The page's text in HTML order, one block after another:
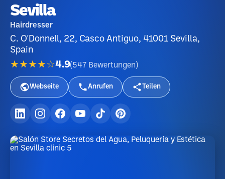
Sevilla
Hairdresser
C. O'Donnell, 22, Casco Antiguo, 41001 Sevilla,
Spain
★★★★☆4.9(547 Bewertungen )
Webseite Anrufen Teilen